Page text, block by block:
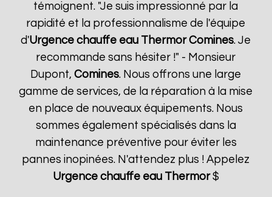
témoignent. "Je suis impressionné par la
rapidité et la professionnalisme de l'équipe
d'Urgence chauffe eau Thermor Comines. Je
recommande sans hésiter !" - Monsieur
Dupont,Comines. Nous offrons une large
gamme de services, de la réparation à la mise
en place de nouveaux équipements. Nous
sommes également spécialisés dans la
maintenance préventive pour éviter les
pannes inopinées. N'attendez plus ! Appelez
Urgence chauffe eau Thermor$